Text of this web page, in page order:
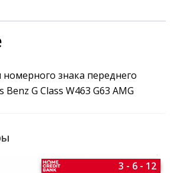
знака переднего
G Class W463 G63 AMG
3 - 6 - 12